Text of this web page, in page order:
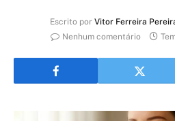
Escrito por Vitor Ferreira
Nenhum comentário